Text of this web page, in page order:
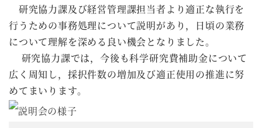
研究協力課及び経営管理課担当者より適正な執行を
行うための事務処理について説明があり，日頃の業務
について理解を深める良い機会となりました。
研究協力課では，今後も科学研究費補助金について
広く周知し，採択件数の増加及び適正使用の推進に努
めてまいります。